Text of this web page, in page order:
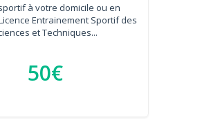
à votre domicile ou en
Entrainement Sportif des
et Techniques...
50€